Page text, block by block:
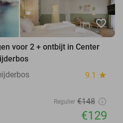
favorite_border
voor 2 + ontbijt in Center
9.1 star
Regulier €148
€129